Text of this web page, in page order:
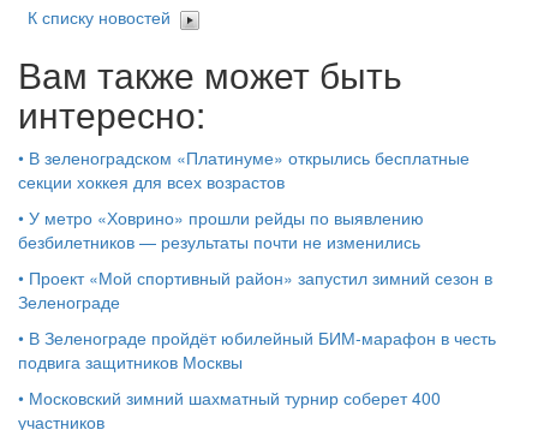
К списку новостей
Вам также может быть
интересно:
• В зеленоградском «Платинуме» открылись бесплатные
секции хоккея для всех возрастов
• У метро «Ховрино» прошли рейды по выявлению
безбилетников — результаты почти не изменились
• Проект «Мой спортивный район» запустил зимний сезон в
Зеленограде
• В Зеленограде пройдёт юбилейный БИМ‑марафон в честь
подвига защитников Москвы
• Московский зимний шахматный турнир соберет 400
участников